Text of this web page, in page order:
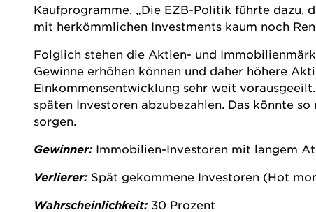
Kaufprogramme. „Die EZB-Politik führte dazu,
mit herkömmlichen Investments kaum noch
Folglich stehen die Aktien- und
Gewinne erhöhen können und daher höhere
Einkommensentwicklung sehr weit
späten Investoren abzubezahlen. Das könnte
sorgen.
Gewinner: Immobilien-Investoren mit langem
Verlierer: Spät gekommene Investoren (Hot
Wahrscheinlichkeit: 30 Prozent